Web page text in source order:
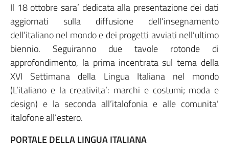
Il 18 ottobre sara’ dedicata alla presentazione dei dati
aggiornati sulla diffusione dell’insegnamento
dell’italiano nel mondo e dei progetti avviati nell’ultimo
biennio. Seguiranno due tavole rotonde di
approfondimento, la prima incentrata sul tema della
XVI Settimana della Lingua Italiana nel mondo
(L’italiano e la creativita’: marchi e costumi; moda e
design) e la seconda all’italofonia e alle comunita’
italofone all’estero.
PORTALE DELLA LINGUA ITALIANA